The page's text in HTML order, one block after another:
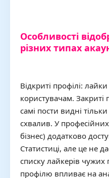
Особливості
різних типах
Відкриті профілі:
користувачам. Закриті
самі пости видні
схвалив. У
бізнес) додатково
Статистиці, але це не
списку лайкерів чужих
профілю впливає на